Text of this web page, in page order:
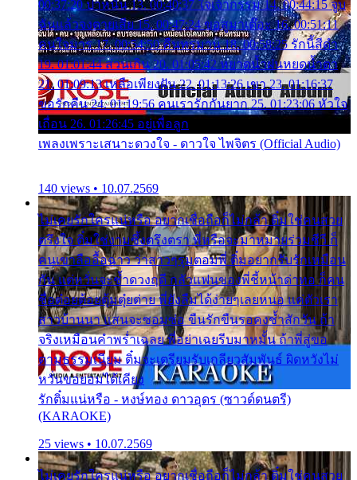
00:37:20 ปาหนัน 13. 00:40:37 ใจเจ้ากรรม 14. 00:44:15 จูบ
ฉันแล้วจงตายเสีย 15. 00:47:24 ขอสูมาเต๊อะ 16. 00:51:11
คนใจมาร 17. 00:54:50 คืนทรมาน 18. 00:58:25 รักนี้สีดำ
19. 01:01:44 ส่วนเกิน 20. 01:05:42 หยาดน้ำฝนหยดน้ำตา
21. 01:09:13 เหลือเพียงฝัน 22. 01:13:26 เขา 23. 01:16:37
ขอรักคืน 24. 01:19:56 คนเรารักกันยาก 25. 01:23:06 หัวใจ
เถื่อน 26. 01:26:45 อยู่เพื่อลูก
เพลงเพราะเสนาะดวงใจ - ดาวใจ ไพจิตร (Official Audio)
140 views • 10.07.2569
ไม่เคยรักใครแน่หรือ อยากเชื่อถือก็ไม่กล้า ติ๋มใช่คนสวย
ตรึงใจ ติ๋มใช่งามซึ้งตรึงตรา พี่หรือจะมาหมายร่วมชีวี ก็
คนเขาลืออื้อฉาว ว่าสาวๆรุมตอมพี่ ติ๋มอยากรับรักเหมือน
กัน แต่หวั่นจะช้ำดวงฤดี กลัวแฟนของพี่ชี้หน้าด่าทอ ก็คน
ชื่อต๋อยต้อยตุ้มตุ๋ยต่าย พี่ยังลืมได้ง่ายๆเลยหนอ แค่ตัวเรา
สาวบ้านนา แสนจะซอมซ่อ ขืนรักขืนรอคงช้ำสักวัน ถ้า
จริงเหมือนคำพร่ำเฉลย พี่อย่าเฉยรีบมาหมั้น ถ้าพี่สู่ขอ
ตามธรรมเนียม ติ๋มจะเตรียมรับเกลียวสัมพันธ์ ผิดหวังไม่
หวั่นขอยอมได้เคียง
รักติ๋มแน่หรือ - หงษ์ทอง ดาวอุดร (ซาวด์ดนตรี)
(KARAOKE)
25 views • 10.07.2569
ไม่เคยรักใครแน่หรือ อยากเชื่อถือก็ไม่กล้า ติ๋มใช่คนสวย